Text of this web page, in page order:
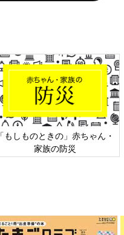
「もしものときの」赤ちゃん・
家族の防災